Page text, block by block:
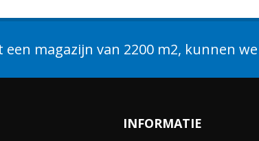
een magazijn van 2200 m2, kunnen
INFORMATIE